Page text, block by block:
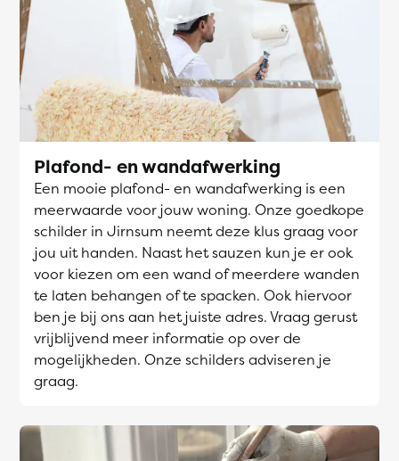
Plafond- en wandafwerking
Een mooie plafond- en wandafwerking is een
meerwaarde voor jouw woning. Onze goedkope
schilder in Jirnsum neemt deze klus graag voor
jou uit handen. Naast het sauzen kun je er ook
voor kiezen om een wand of meerdere wanden
te laten behangen of te spacken. Ook hiervoor
ben je bij ons aan het juiste adres. Vraag gerust
vrijblijvend meer informatie op over de
mogelijkheden. Onze schilders adviseren je
graag.